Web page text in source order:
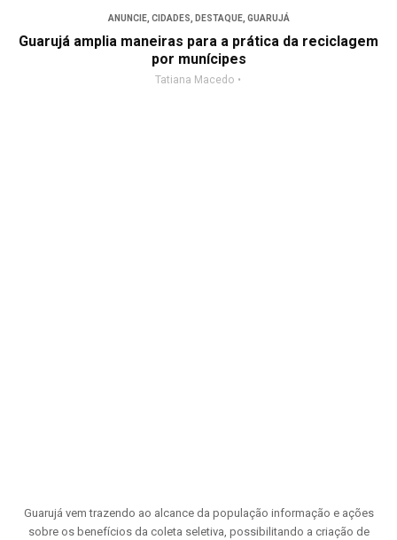
ANUNCIE, CIDADES, DESTAQUE, GUARUJÁ
Guarujá amplia maneiras para a prática da reciclagem
por munícipes
Tatiana Macedo
Guarujá vem trazendo ao alcance da população informação e ações
sobre os benefícios da coleta seletiva, possibilitando a criação de